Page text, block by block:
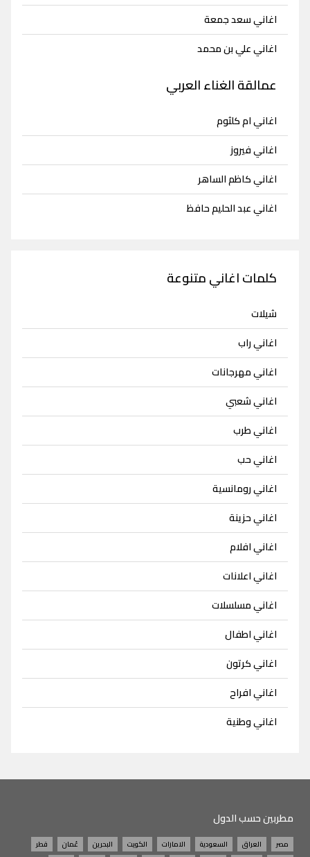
اغاني سعد جمعة
اغاني علي بن محمد
عمالقة الغناء العربي
اغاني ام كلثوم
اغاني فيروز
اغاني كاظم الساهر
اغاني عبد الحليم حافظ
كلمات اغاني متنوعة
شيلات
اغاني راب
اغاني مهرجانات
اغاني شعبي
اغاني طرب
اغاني حب
اغاني رومانسية
اغاني حزينة
اغاني افلام
اغاني اعلانات
اغاني مسلسلات
اغاني اطفال
اغاني كرتون
اغاني افراح
اغاني وطنية
مطربين حسب الدول
مصر العراق السعودية الامارات الكويت البحرين عُمان
قطر